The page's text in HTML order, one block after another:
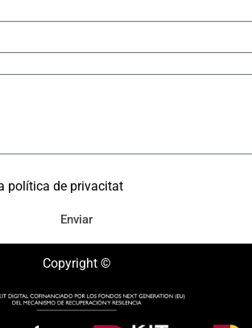
política de privacitat
Enviar
Copyright ©